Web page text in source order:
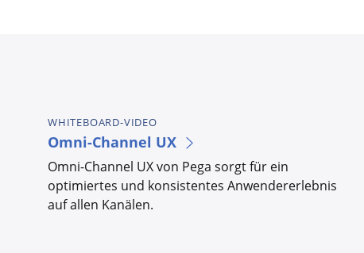
WHITEBOARD-VIDEO
Omni-Channel UX
Omni-Channel UX von Pega sorgt für ein
optimiertes und konsistentes Anwendererlebnis
auf allen Kanälen.